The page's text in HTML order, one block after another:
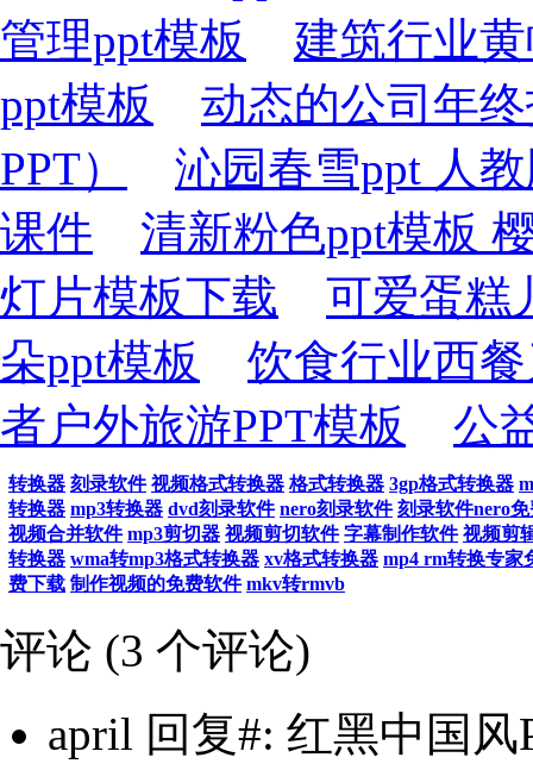
管理ppt模板
建筑行业
ppt模板
动态的公司年
PPT）
沁园春雪ppt 人
课件
清新粉色ppt模板
灯片模板下载
可爱蛋糕
朵ppt模板
饮食行业西
者户外旅游PPT模板
公
转换器 刻录软件 视频格式转换器 格式转换器 3gp格式转换器
转换器 mp3转换器 dvd刻录软件 nero刻录软件 刻录软件nero
视频合并软件 mp3剪切器 视频剪切软件 字幕制作软件 视频剪
转换器 wma转mp3格式转换器 xv格式转换器 mp4 rm转换专家
费下载 制作视频的免费软件 mkv转rmvb
评论 (3 个评论)
april 回复#: 红黑中国风